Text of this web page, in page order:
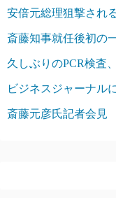
安倍元総理狙撃され
斎藤知事就任後初の
久しぶりのPCR検査
ビジネスジャーナル
斎藤元彦氏記者会見